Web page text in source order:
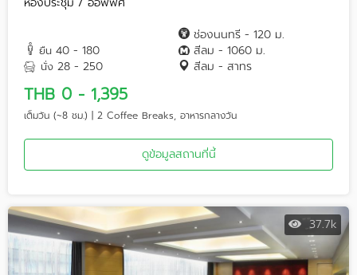
ยืน 40 - 180
นั่ง 28 - 250
ช่องนนทรี - 120 ม.
สีลม - 1060 ม.
สีลม - สาทร
THB 0 - 1,395
เต็มวัน (~8 ชม.) | 2 Coffee Breaks, อาหารกลางวัน
ดูข้อมูลสถานที่นี้
37.7k